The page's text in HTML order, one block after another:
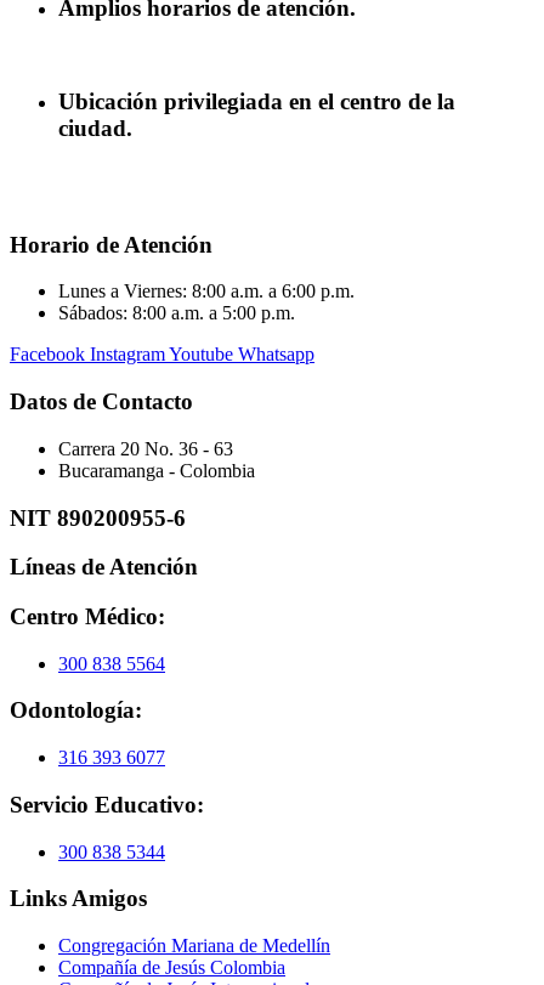
Amplios horarios de atención.
Ubicación privilegiada en el centro de la
ciudad.
Horario de Atención
Lunes a Viernes: 8:00 a.m. a 6:00 p.m.
Sábados: 8:00 a.m. a 5:00 p.m.
Facebook InstagramYoutube Whatsapp
Datos de Contacto
Carrera 20 No. 36 - 63
Bucaramanga - Colombia
NIT 890200955-6
Líneas de Atención
Centro Médico:
300 838 5564
Odontología:
316 393 6077
Servicio Educativo:
300 838 5344
Links Amigos
Congregación Mariana de Medellín
Compañía de Jesús Colombia